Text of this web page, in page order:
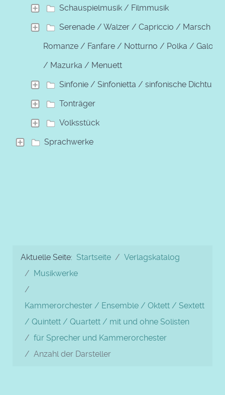
Schauspielmusik / Filmmusik
Serenade / Walzer / Capriccio / Marsch /
Romanze / Fanfare / Notturno / Polka / Galopp
/ Mazurka / Menuett
Sinfonie / Sinfonietta / sinfonische Dichtung
Tonträger
Volksstück
Sprachwerke
Aktuelle Seite: Startseite
Verlagskatalog
Musikwerke
Kammerorchester / Ensemble / Oktett / Sextett
/ Quintett / Quartett / mit und ohne Solisten
für Sprecher und Kammerorchester
Anzahl der Darsteller